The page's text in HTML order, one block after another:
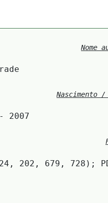
Nome
Nascimento /
2007
24, 202, 679, 728);